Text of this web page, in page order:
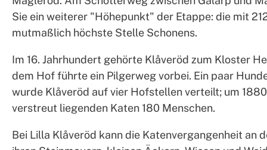
Sie ein weiterer "Höhepunkt" der Etappe: die mit
mutmaßlich höchste Stelle Schonens.
Im 16. Jahrhundert gehörte Klåveröd zum Kloster
dem Hof führte ein Pilgerweg vorbei. Ein paar
wurde Klåveröd auf vier Hofstellen verteilt; um
verstreut liegenden Katen 180 Menschen.
Bei Lilla Klåveröd kann die Katenvergangenheit an